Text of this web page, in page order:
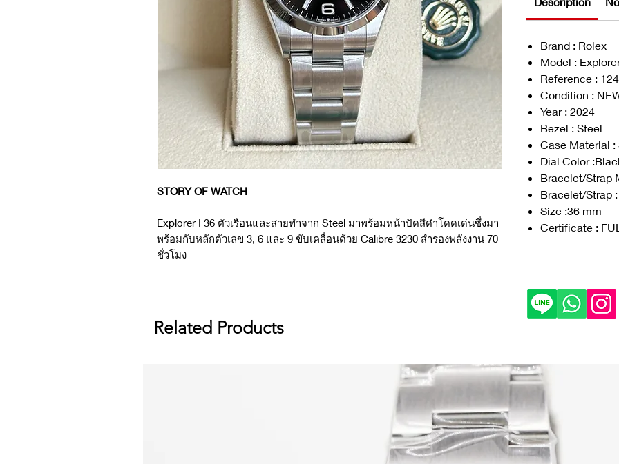
STORY OF WATCH
Explorer I 36 ตัวเรือนและสายทำจาก Steel มาพร้อมหน้าปัดสีดำโดดเด่นซึ่งมา
พร้อมกับหลักตัวเลข 3, 6 และ 9 ขับเคลื่อนด้วย Calibre 3230 สำรองพลังงาน 70
ชั่วโมง
Brand : Rolex
Model :
Reference :
Condition :
Year : 2024
Bezel : Steel
Case Material :
Dial Color
Bracelet/Strap
Bracelet/Strap
Size :36 mm
Certificate :
Related Products